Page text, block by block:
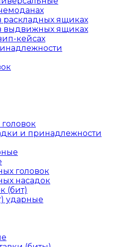
раскладных ящиках
выдвижных ящиках
кейсах
и принадлежности
головок
насадок
(бит)
ударные